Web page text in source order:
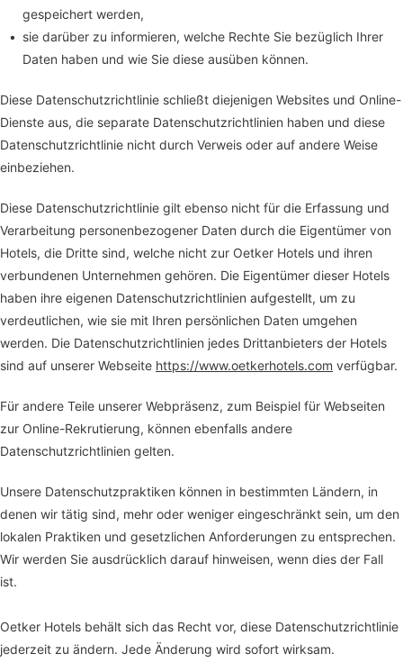
gespeichert werden,
sie darüber zu informieren, welche Rechte Sie bezüglich Ihrer
Daten haben und wie Sie diese ausüben können.
Diese Datenschutzrichtlinie schließt diejenigen Websites und Online-
Dienste aus, die separate Datenschutzrichtlinien haben und diese
Datenschutzrichtlinie nicht durch Verweis oder auf andere Weise
einbeziehen.
Diese Datenschutzrichtlinie gilt ebenso nicht für die Erfassung und
Verarbeitung personenbezogener Daten durch die Eigentümer von
Hotels, die Dritte sind, welche nicht zur Oetker Hotels und ihren
verbundenen Unternehmen gehören. Die Eigentümer dieser Hotels
haben ihre eigenen Datenschutzrichtlinien aufgestellt, um zu
verdeutlichen, wie sie mit Ihren persönlichen Daten umgehen
werden. Die Datenschutzrichtlinien jedes Drittanbieters der Hotels
sind auf unserer Webseite https://www.oetkerhotels.com verfügbar.
Für andere Teile unserer Webpräsenz, zum Beispiel für Webseiten
zur Online-Rekrutierung, können ebenfalls andere
Datenschutzrichtlinien gelten.
Unsere Datenschutzpraktiken können in bestimmten Ländern, in
denen wir tätig sind, mehr oder weniger eingeschränkt sein, um den
lokalen Praktiken und gesetzlichen Anforderungen zu entsprechen.
Wir werden Sie ausdrücklich darauf hinweisen, wenn dies der Fall
ist.
Oetker Hotels behält sich das Recht vor, diese Datenschutzrichtlinie
jederzeit zu ändern. Jede Änderung wird sofort wirksam.